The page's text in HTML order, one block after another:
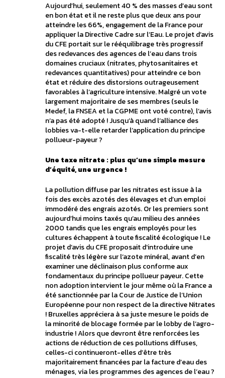
Aujourd’hui, seulement 40 % des masses d’eau sont
en bon état et il ne reste plus que deux ans pour
atteindre les 66%, engagement de la France pour
appliquer la Directive Cadre sur l’Eau. Le projet d’avis
du CFE portait sur le rééquilibrage très progressif
des redevances des agences de l’eau dans trois
domaines cruciaux (nitrates, phytosanitaires et
redevances quantitatives) pour atteindre ce bon
état et réduire des distorsions outrageusement
favorables à l’agriculture intensive. Malgré un vote
largement majoritaire de ses membres (seuls le
Medef, la FNSEA et la CGPME ont voté contre), l’avis
n’a pas été adopté ! Jusqu’à quand l’alliance des
lobbies va-t-elle retarder l’application du principe
pollueur-payeur ?
Une taxe nitrate : plus qu’une simple mesure
d’équité, une urgence !
La pollution diffuse par les nitrates est issue à la
fois des excès azotés des élevages et d’un emploi
immodéré des engrais azotés. Or les premiers sont
aujourd’hui moins taxés qu’au milieu des années
2000 tandis que les engrais employés pour les
cultures échappent à toute fiscalité écologique ! Le
projet d’avis du CFE proposait d’introduire une
fiscalité très légère sur l’azote minéral, avant d’en
examiner une déclinaison plus conforme aux
fondamentaux du principe pollueur payeur. Cette
non adoption intervient le jour même où la France a
été sanctionnée par la Cour de Justice de l’Union
Européenne pour non respect de la directive Nitrates
! Bruxelles appréciera à sa juste mesure le poids de
la minorité de blocage formée par le lobby de l’agro-
industrie ! Alors que devront être renforcées les
actions de réduction de ces pollutions diffuses,
celles-ci continueront-elles d’être très
majoritairement financées par la facture d’eau des
ménages, via les programmes des agences de l’eau ?